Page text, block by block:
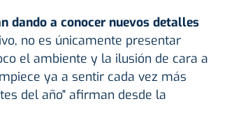
dando a conocer nuevos detalles
no es únicamente presentar
el ambiente y la ilusión de cara a
ya a sentir cada vez más
del año" afirman desde la